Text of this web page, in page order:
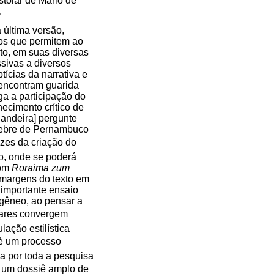
última versão,
que permitem ao
em suas diversas
a diversos
da narrativa e
guarida
a participação do
crítico de
pergunte
de Pernambuco
da criação do
onde se poderá
Roraima zum
do texto em
ensaio
ao pensar a
convergem
estilística
um processo
por toda a pesquisa
dossiê amplo de